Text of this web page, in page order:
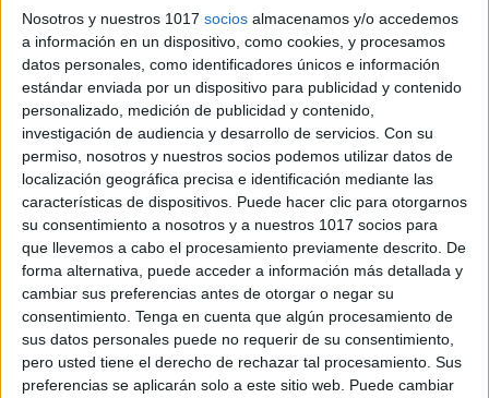
Nosotros y nuestros 1017 socios almacenamos y/o accedemos
a información en un dispositivo, como cookies, y procesamos
datos personales, como identificadores únicos e información
estándar enviada por un dispositivo para publicidad y contenido
personalizado, medición de publicidad y contenido,
investigación de audiencia y desarrollo de servicios. Con su
permiso, nosotros y nuestros socios podemos utilizar datos de
localización geográfica precisa e identificación mediante las
características de dispositivos. Puede hacer clic para otorgarnos
su consentimiento a nosotros y a nuestros 1017 socios para
que llevemos a cabo el procesamiento previamente descrito. De
forma alternativa, puede acceder a información más detallada y
cambiar sus preferencias antes de otorgar o negar su
consentimiento. Tenga en cuenta que algún procesamiento de
sus datos personales puede no requerir de su consentimiento,
pero usted tiene el derecho de rechazar tal procesamiento. Sus
preferencias se aplicarán solo a este sitio web. Puede cambiar
Super Ofertas Plastificadoras para
Profesores
Publicado el 23 septiembre, 2025
Si eres profesor o profesora, sabes lo importante que
es conservar materiales en buen estado durante todo
el curso. Fichas, carteles, rutinas, horarios, juegos o
recursos visuales se estropean rápido […]
SEGUIR LEYENDO